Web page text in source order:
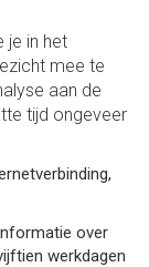
je in het
mee te
aan de
tijd ongeveer
over
werkdagen